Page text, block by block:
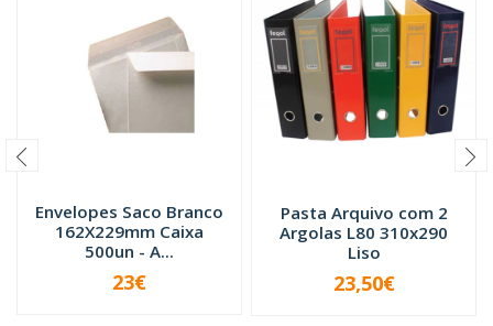
Envelopes Saco Branco
162X229mm Caixa
500un - A...
+
23€
Pasta Arquivo com 2
Argolas L80 310x290
Liso
VER OPÇÕES
23,50€